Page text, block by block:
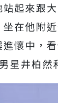
起來跟
在他附
懷中，
星井柏然